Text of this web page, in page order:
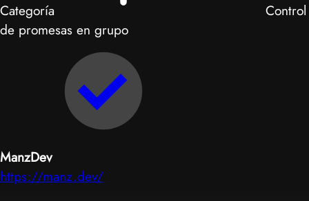
Categoría
Control
de promesas en grupo
ManzDev
https://manz.dev/